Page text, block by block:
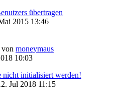
übertragen
2015 13:46
von moneymaus
10:03
nicht initialisiert werden!
Jul 2018 11:15